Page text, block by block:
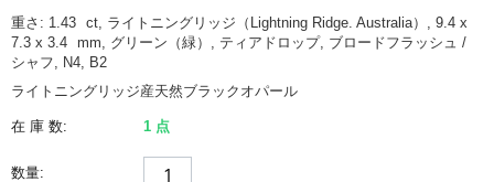
重さ: 1.43 ct, ライトニングリッジ（Lightning Ridge. Australia）, 9.4 x
7.3 x 3.4 mm, グリーン（緑）, ティアドロップ, ブロードフラッシュ /
シャフ, N4, B2
ライトニングリッジ産天然ブラックオパール
在 庫 数: 1 点
数量: